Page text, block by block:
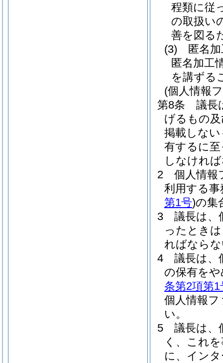
程類に従
の取扱い
善を図る
(3)
匿名
匿名加工
を講ずる
(個人情報
第8条
議長
げるもの
掲載しな
有するに
しなけれ
2
個人情報
利用する
第1号)の集
3
議長は、
ったとき
ればなら
4
議長は、
の保有を
条第2項第1
個人情報
い。
5
議長は、
く、これ
に、イン